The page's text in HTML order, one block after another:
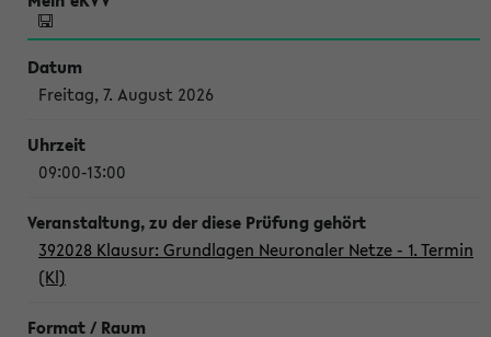
Freitag, 7. August 2026
09:00-13:00
392028 Klausur: Grundlagen Neuronaler Netze - 1. Termin
(Kl)